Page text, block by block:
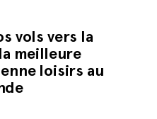
vols vers la
meilleure
loisirs au